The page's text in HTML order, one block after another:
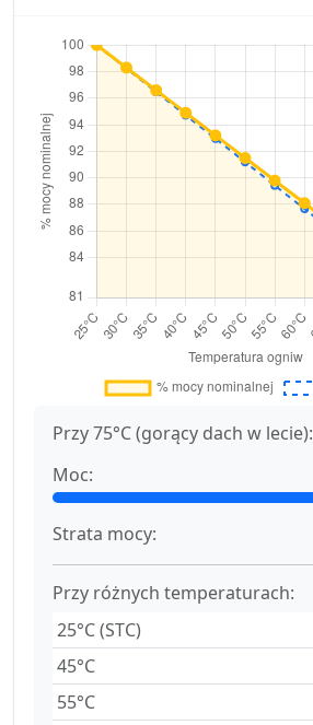
Przy 75°C (gorący dach w lecie):
Moc:
Strata mocy:
Przy różnych temperaturach:
25°C (STC)
45°C
55°C